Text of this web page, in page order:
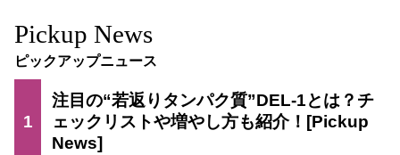
Pickup News
ピックアップニュース
1
注目の“若返りタンパク質”DEL-1とは？チ
ェックリストや増やし方も紹介！